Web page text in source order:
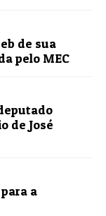
de sua
pelo MEC
de José
a